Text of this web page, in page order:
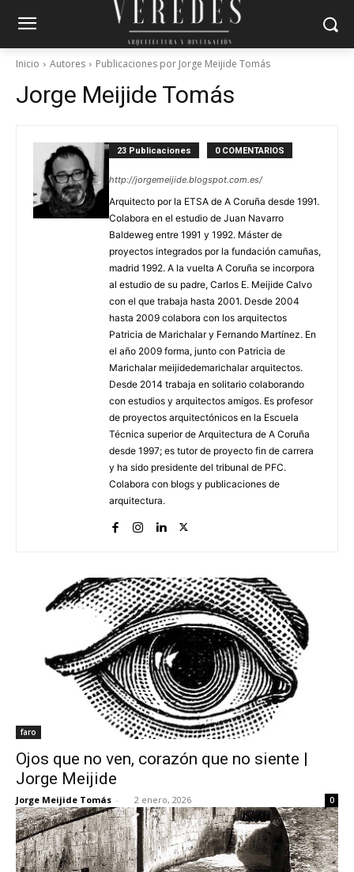
Inicio Autores Publicaciones por Jorge Meijide Tomás
Jorge Meijide Tomás
23 Publicaciones 0 COMENTARIOS
http://jorgemeijide.blogspot.com.es/
Arquitecto por la ETSA de A Coruña desde 1991.
Colabora en el estudio de Juan Navarro
Baldeweg entre 1991 y 1992. Máster de
proyectos integrados por la fundación camuñas,
madrid 1992. A la vuelta A Coruña se incorpora
al estudio de su padre, Carlos E. Meijide Calvo
con el que trabaja hasta 2001. Desde 2004
hasta 2009 colabora con los arquitectos
Patricia de Marichalar y Fernando Martínez. En
el año 2009 forma, junto con Patricia de
Marichalar meijidedemarichalar arquitectos.
Desde 2014 trabaja en solitario colaborando
con estudios y arquitectos amigos. Es profesor
de proyectos arquitectónicos en la Escuela
Técnica superior de Arquitectura de A Coruña
desde 1997; es tutor de proyecto fin de carrera
y ha sido presidente del tribunal de PFC.
Colabora con blogs y publicaciones de
arquitectura.
faro
Ojos que no ven, corazón que no siente |
Jorge Meijide
Jorge Meijide Tomás - 2 enero, 2026 0